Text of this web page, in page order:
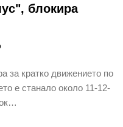
блокира
за кратко движението по
е станало около 11-12-